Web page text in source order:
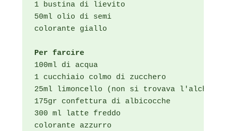
1 bustina di lievito
50ml olio di semi
colorante giallo
100ml di acqua
1 cucchiaio colmo di zucchero
25ml limoncello (non si trovava
175gr confettura di albicocche
300 ml latte freddo
colorante azzurro